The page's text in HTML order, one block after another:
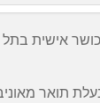
אישית
בעלת תואר